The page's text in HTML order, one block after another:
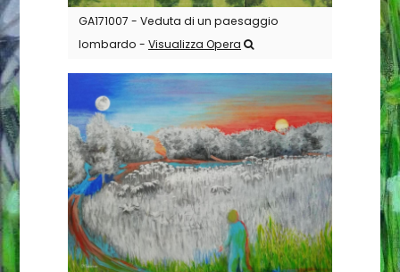
GA171007 - Veduta di un paesaggio
lombardo - Visualizza Opera